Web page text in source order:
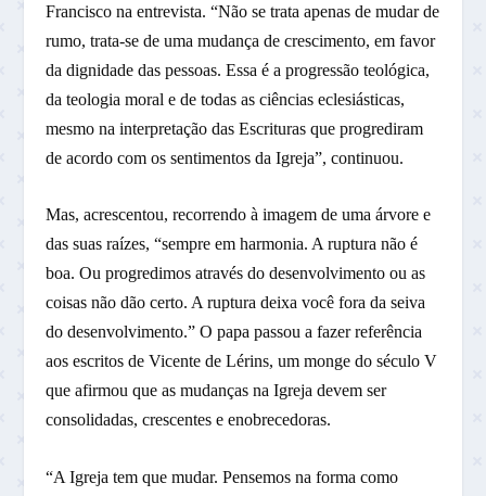
Francisco na entrevista. “Não se trata apenas de mudar de
rumo, trata-se de uma mudança de crescimento, em favor
da dignidade das pessoas. Essa é a progressão teológica,
da teologia moral e de todas as ciências eclesiásticas,
mesmo na interpretação das Escrituras que progrediram
de acordo com os sentimentos da Igreja”, continuou.
Mas, acrescentou, recorrendo à imagem de uma árvore e
das suas raízes, “sempre em harmonia. A ruptura não é
boa. Ou progredimos através do desenvolvimento ou as
coisas não dão certo. A ruptura deixa você fora da seiva
do desenvolvimento.” O papa passou a fazer referência
aos escritos de Vicente de Lérins, um monge do século V
que afirmou que as mudanças na Igreja devem ser
consolidadas, crescentes e enobrecedoras.
“A Igreja tem que mudar. Pensemos na forma como